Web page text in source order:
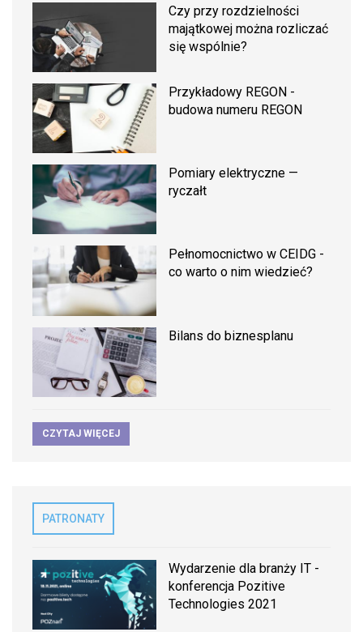
Czy przy rozdzielności
majątkowej można rozliczać
się wspólnie?
Przykładowy REGON -
budowa numeru REGON
Pomiary elektryczne —
ryczałt
Pełnomocnictwo w CEIDG -
co warto o nim wiedzieć?
Bilans do biznesplanu
CZYTAJ WIĘCEJ
PATRONATY
Wydarzenie dla branży IT -
konferencja Pozitive
Technologies 2021